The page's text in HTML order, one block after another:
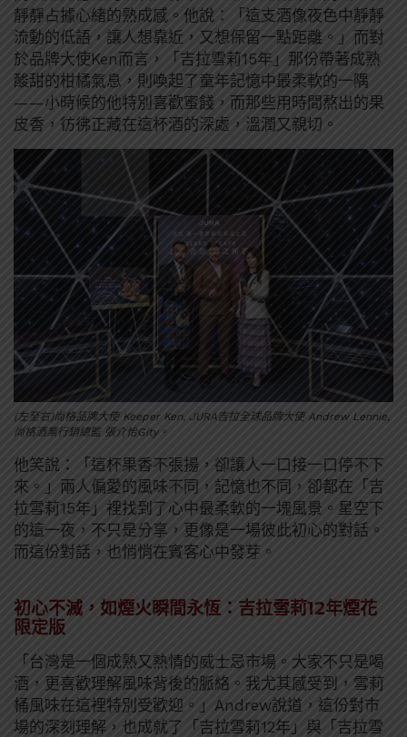
靜靜占據心緒的熟成感。他說：「這支酒像夜色中靜靜
流動的低語，讓人想靠近，又想保留一點距離。」而對
於品牌大使Ken而言，「吉拉雪莉15年」那份帶著成熟
酸甜的柑橘氣息，則喚起了童年記憶中最柔軟的一隅
——小時候的他特別喜歡蜜餞，而那些用時間熬出的果
皮香，彷彿正藏在這杯酒的深處，溫潤又親切。
(左至右)尚格品牌大使 Keeper Ken, JURA吉拉全球品牌大使 Andrew Lennie,
尚格酒業行銷總監 張介怡Gity。
他笑說：「這杯果香不張揚，卻讓人一口接一口停不下
來。」兩人偏愛的風味不同，記憶也不同，卻都在「吉
拉雪莉15年」裡找到了心中最柔軟的一塊風景。星空下
的這一夜，不只是分享，更像是一場彼此初心的對話。
而這份對話，也悄悄在賓客心中發芽。
初心不滅，如煙火瞬間永恆：吉拉雪莉12年煙花
限定版
「台灣是一個成熟又熱情的威士忌市場。大家不只是喝
酒，更喜歡理解風味背後的脈絡。我尤其感受到，雪莉
桶風味在這裡特別受歡迎。」Andrew說道，這份對市
場的深刻理解，也成就了「吉拉雪莉12年」與「吉拉雪